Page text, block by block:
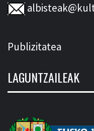
Publizitatea
LAGUNTZAILEAK